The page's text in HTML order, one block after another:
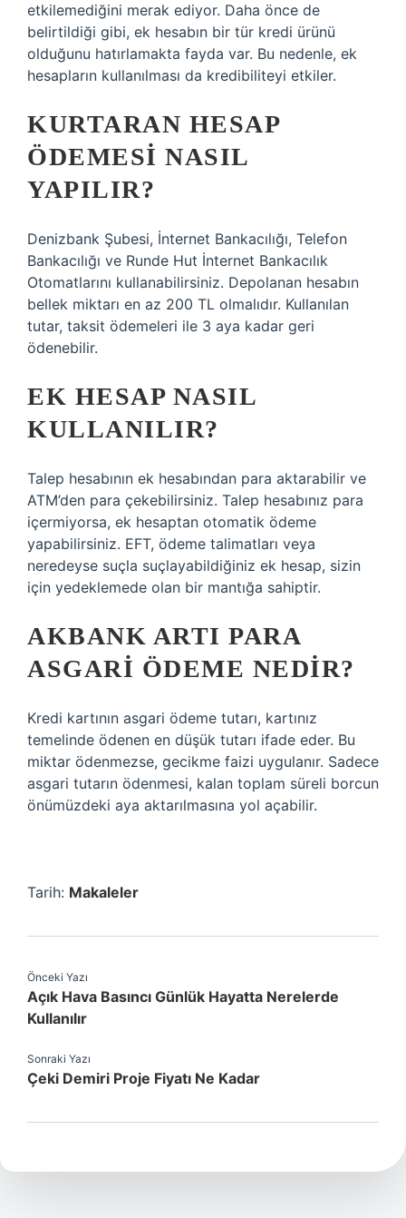
etkilemediğini merak ediyor. Daha önce de
belirtildiği gibi, ek hesabın bir tür kredi ürünü
olduğunu hatırlamakta fayda var. Bu nedenle, ek
hesapların kullanılması da kredibiliteyi etkiler.
KURTARAN HESAP
ÖDEMESI NASIL
YAPILIR?
Denizbank Şubesi, İnternet Bankacılığı, Telefon
Bankacılığı ve Runde Hut İnternet Bankacılık
Otomatlarını kullanabilirsiniz. Depolanan hesabın
bellek miktarı en az 200 TL olmalıdır. Kullanılan
tutar, taksit ödemeleri ile 3 aya kadar geri
ödenebilir.
EK HESAP NASIL
KULLANILIR?
Talep hesabının ek hesabından para aktarabilir ve
ATM’den para çekebilirsiniz. Talep hesabınız para
içermiyorsa, ek hesaptan otomatik ödeme
yapabilirsiniz. EFT, ödeme talimatları veya
neredeyse suçla suçlayabildiğiniz ek hesap, sizin
için yedeklemede olan bir mantığa sahiptir.
AKBANK ARTI PARA
ASGARI ÖDEME NEDIR?
Kredi kartının asgari ödeme tutarı, kartınız
temelinde ödenen en düşük tutarı ifade eder. Bu
miktar ödenmezse, gecikme faizi uygulanır. Sadece
asgari tutarın ödenmesi, kalan toplam süreli borcun
önümüzdeki aya aktarılmasına yol açabilir.
Tarih: Makaleler
Önceki Yazı
Açık Hava Basıncı Günlük Hayatta Nerelerde
Kullanılır
Sonraki Yazı
Çeki Demiri Proje Fiyatı Ne Kadar